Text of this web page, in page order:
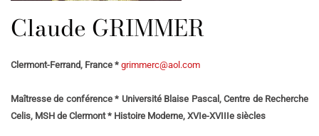
Claude GRIMMER
Clermont-Ferrand, France * grimmerc@aol.com
Maîtresse de conférence * Université Blaise Pascal, Centre de Recherche
Celis, MSH de Clermont * Histoire Moderne, XVIe-XVIIIe siècles